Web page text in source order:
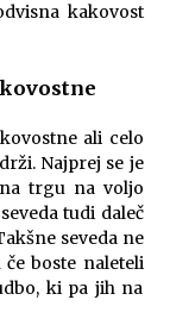
kakovost
ali celo
Najprej se je
trgu na voljo
tudi daleč
seveda ne
boste naleteli
ki pa jih na